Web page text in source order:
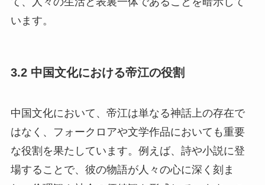
います。
はなく、フォークロアや文学作品においても重要
な役割を果たしています。例えば、詩や小説に登
場することで、彼の物語が人々の心に深く刻ま
れ、倫理観や社会の価値観を形成しています。こ